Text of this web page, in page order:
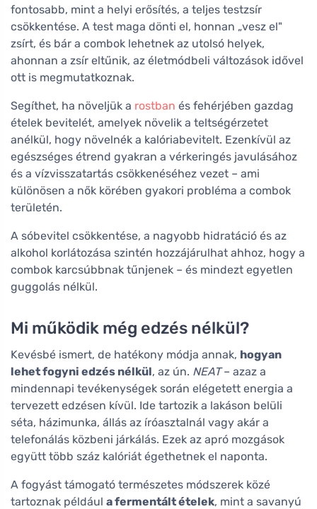
fontosabb, mint a helyi erősítés, a teljes testzsír
csökkentése. A test maga dönti el, honnan „vesz el"
zsírt, és bár a combok lehetnek az utolsó helyek,
ahonnan a zsír eltűnik, az életmódbeli változások idővel
ott is megmutatkoznak.
Segíthet, ha növeljük a rostban és fehérjében gazdag
ételek bevitelét, amelyek növelik a teltségérzetet
anélkül, hogy növelnék a kalóriabevitelt. Ezenkívül az
egészséges étrend gyakran a vérkeringés javulásához
és a vízvisszatartás csökkenéséhez vezet – ami
különösen a nők körében gyakori probléma a combok
területén.
A sóbevitel csökkentése, a nagyobb hidratáció és az
alkohol korlátozása szintén hozzájárulhat ahhoz, hogy a
combok karcsúbbnak tűnjenek – és mindezt egyetlen
guggolás nélkül.
Mi működik még edzés nélkül?
Kevésbé ismert, de hatékony módja annak, hogyan
lehet fogyni edzés nélkül, az ún. NEAT– azaz a
mindennapi tevékenységek során elégetett energia a
tervezett edzésen kívül. Ide tartozik a lakáson belüli
séta, házimunka, állás az íróasztalnál vagy akár a
telefonálás közbeni járkálás. Ezek az apró mozgások
együtt több száz kalóriát égethetnek el naponta.
A fogyást támogató természetes módszerek közé
tartoznak például a fermentált ételek, mint a savanyú